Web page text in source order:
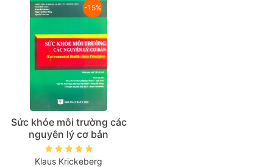
-15%
Sức khỏe môi trường các
nguyên lý cơ bản
Klaus Krickeberg